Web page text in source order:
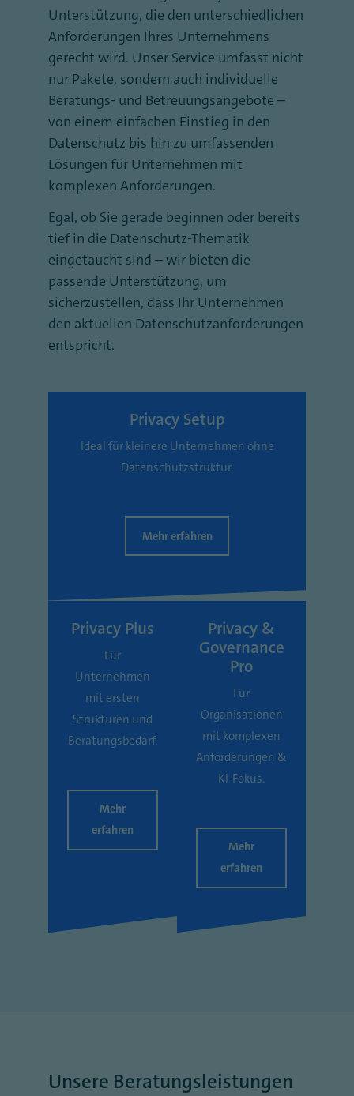
Unterstützung, die den unterschiedlichen
Anforderungen Ihres Unternehmens
gerecht wird. Unser Service umfasst nicht
nur Pakete, sondern auch individuelle
Beratungs- und Betreuungsangebote –
von einem einfachen Einstieg in den
Datenschutz bis hin zu umfassenden
Lösungen für Unternehmen mit
komplexen Anforderungen.
Egal, ob Sie gerade beginnen oder bereits
tief in die Datenschutz-Thematik
eingetaucht sind – wir bieten die
passende Unterstützung, um
sicherzustellen, dass Ihr Unternehmen
den aktuellen Datenschutzanforderungen
entspricht.
Privacy Setup
Ideal für kleinere Unternehmen ohne
Datenschutzstruktur.
Mehr erfahren
Privacy Plus
Für
Unternehmen
mit ersten
Strukturen und
Beratungsbedarf.
Mehr
erfahren
Privacy &
Governance
Pro
Für
Organisationen
mit komplexen
Anforderungen &
KI-Fokus.
Mehr
erfahren
Unsere Beratungsleistungen